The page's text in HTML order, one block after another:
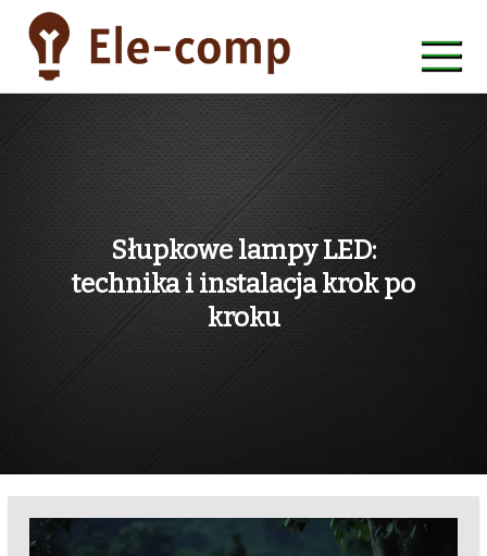
content
ele-comp
Słupkowe lampy LED:
technika i instalacja krok po
kroku